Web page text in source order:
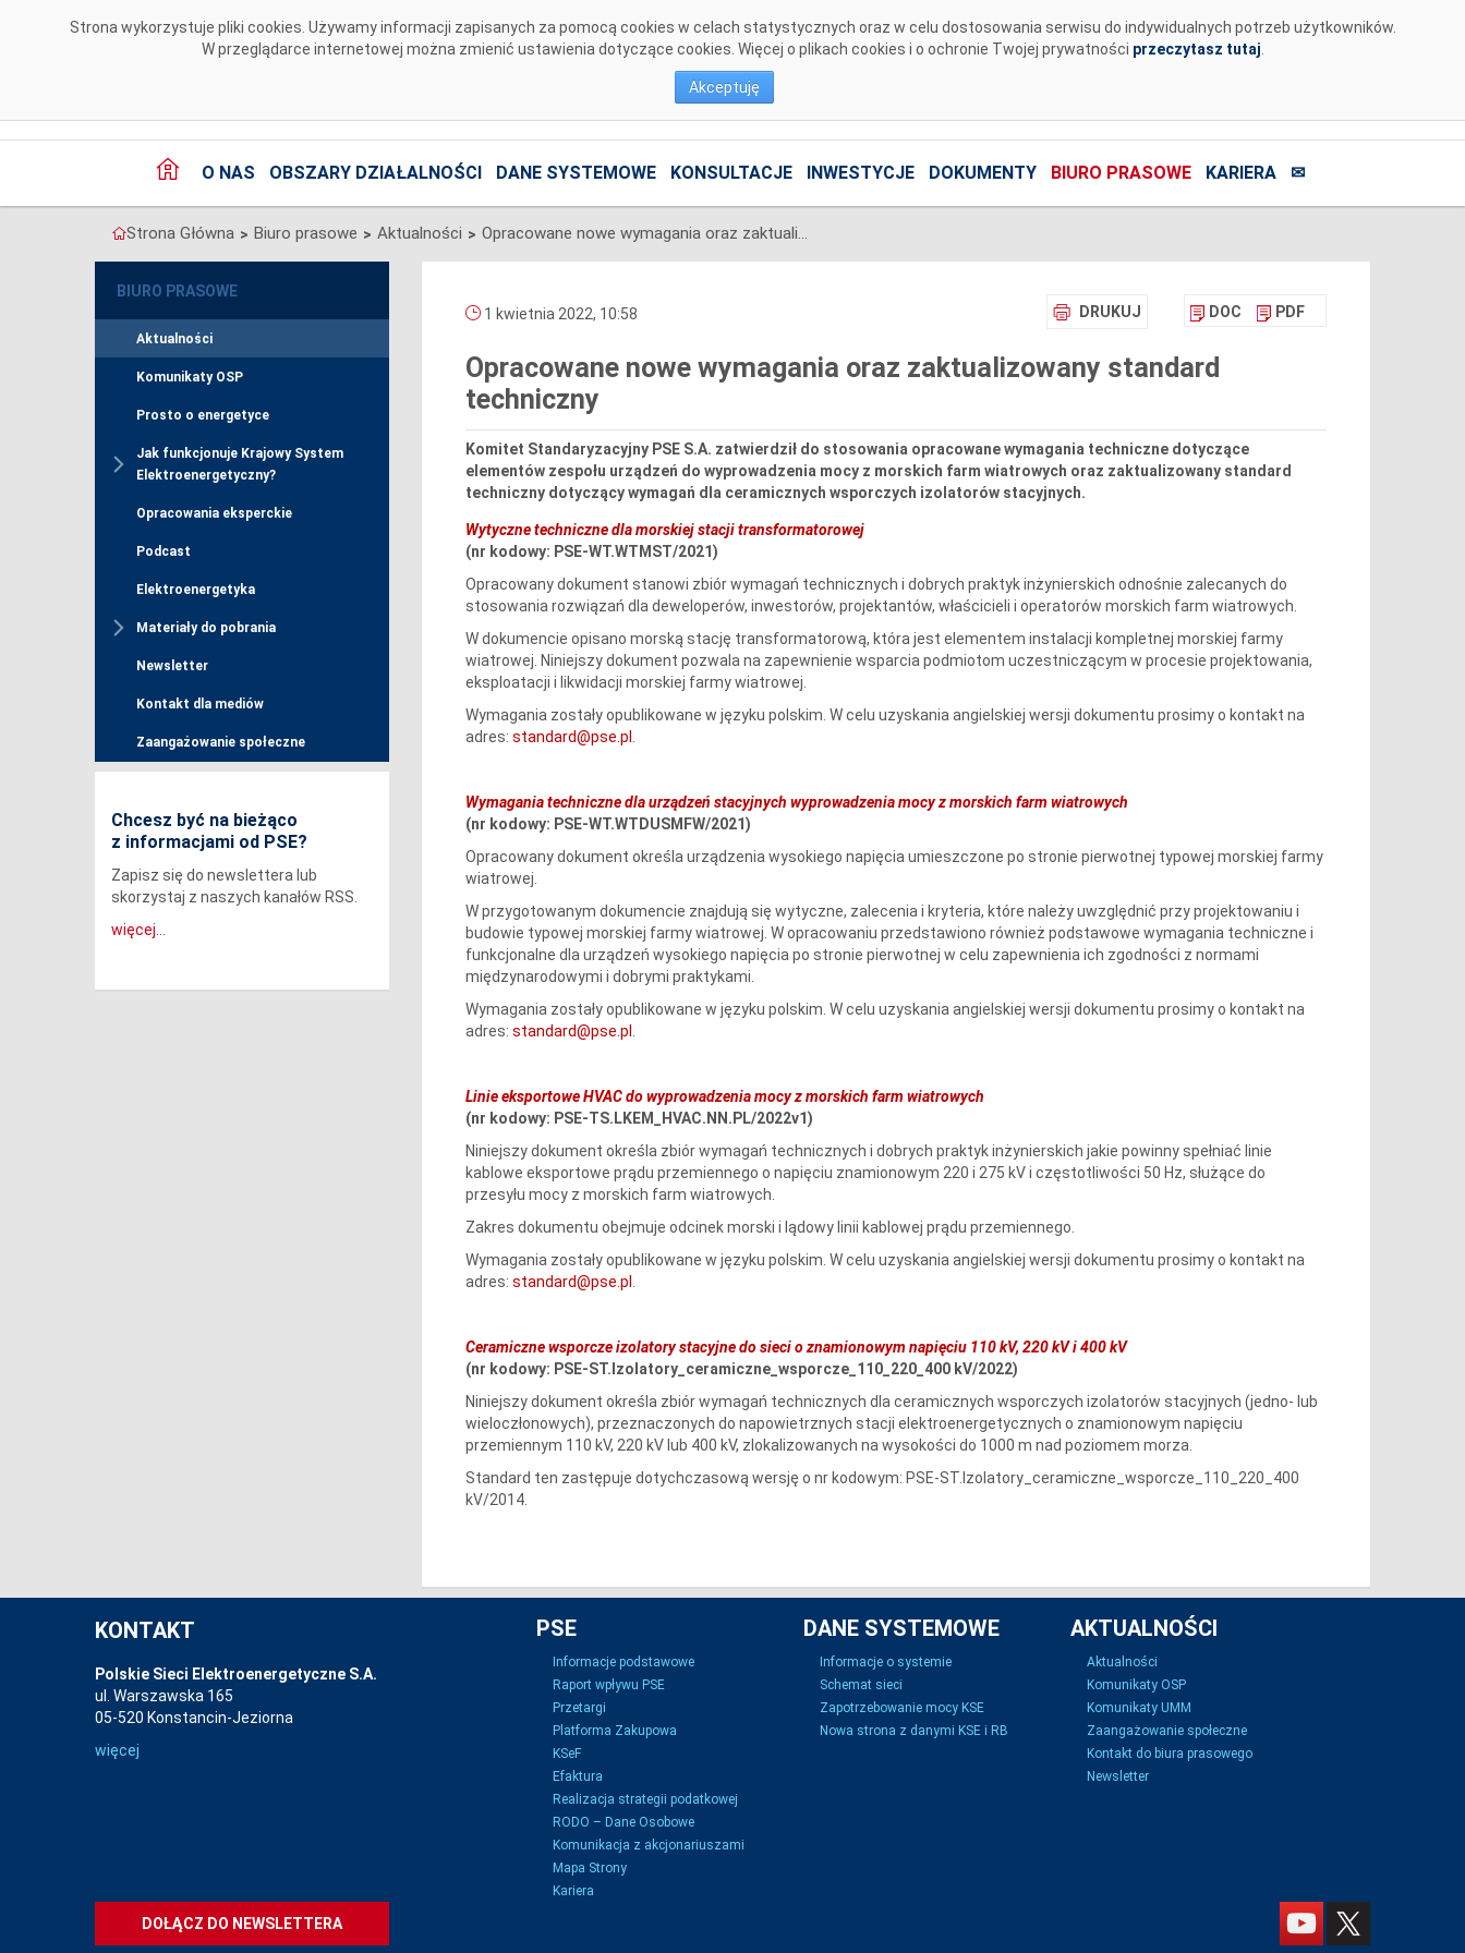
Strona wykorzystuje pliki cookies. Używamy informacji zapisanych za pomocą cookies w celach statystycznych oraz w celu dostosowania serwisu do indywidualnych potrzeb użytkowników.
W przeglądarce internetowej można zmienić ustawienia dotyczące cookies. Więcej o plikach cookies i o ochronie Twojej prywatności przeczytasz tutaj
Akceptuję
O NAS OBSZARY DZIAŁALNOŚCI DANE SYSTEMOWE KONSULTACJE INWESTYCJE DOKUMENTY BIURO PRASOWE KARIERA ✉
Strona Główna > Biuro prasowe > Aktualności > Opracowane nowe wymagania oraz zaktualizowany standard techniczny
BIURO PRASOWE
Aktualności
Komunikaty OSP
Prosto o energetyce
Jak funkcjonuje Krajowy System
Elektroenergetyczny?
Opracowania eksperckie
Podcast
Elektroenergetyka
Materiały do pobrania
Newsletter
Kontakt dla mediów
Zaangażowanie społeczne
Chcesz być na bieżąco
z informacjami od PSE?
Zapisz się do newslettera lub
skorzystaj z naszych kanałów RSS.
więcej...
DRUKUJ DOC PDF
1 kwietnia 2022, 10:58
Opracowane nowe wymagania oraz zaktualizowany standard
techniczny
Komitet Standaryzacyjny PSE S.A. zatwierdził do stosowania opracowane wymagania techniczne dotyczące
elementów zespołu urządzeń do wyprowadzenia mocy z morskich farm wiatrowych oraz zaktualizowany standard
techniczny dotyczący wymagań dla ceramicznych wsporczych izolatorów stacyjnych.
Wytyczne techniczne dla morskiej stacji transformatorowej
(nr kodowy: PSE-WT.WTMST/2021)
Opracowany dokument stanowi zbiór wymagań technicznych i dobrych praktyk inżynierskich odnośnie zalecanych do
stosowania rozwiązań dla deweloperów, inwestorów, projektantów, właścicieli i operatorów morskich farm wiatrowych.
W dokumencie opisano morską stację transformatorową, która jest elementem instalacji kompletnej morskiej farmy
wiatrowej. Niniejszy dokument pozwala na zapewnienie wsparcia podmiotom uczestniczącym w procesie projektowania,
eksploatacji i likwidacji morskiej farmy wiatrowej.
Wymagania zostały opublikowane w języku polskim. W celu uzyskania angielskiej wersji dokumentu prosimy o kontakt na
adres: standard@pse.pl
Wymagania techniczne dla urządzeń stacyjnych wyprowadzenia mocy z morskich farm wiatrowych
(nr kodowy: PSE-WT.WTDUSMFW/2021)
Opracowany dokument określa urządzenia wysokiego napięcia umieszczone po stronie pierwotnej typowej morskiej farmy
wiatrowej.
W przygotowanym dokumencie znajdują się wytyczne, zalecenia i kryteria, które należy uwzględnić przy projektowaniu i
budowie typowej morskiej farmy wiatrowej. W opracowaniu przedstawiono również podstawowe wymagania techniczne i
funkcjonalne dla urządzeń wysokiego napięcia po stronie pierwotnej w celu zapewnienia ich zgodności z normami
międzynarodowymi i dobrymi praktykami.
Wymagania zostały opublikowane w języku polskim. W celu uzyskania angielskiej wersji dokumentu prosimy o kontakt na
adres: standard@pse.pl
Linie eksportowe HVAC do wyprowadzenia mocy z morskich farm wiatrowych
(nr kodowy: PSE-TS.LKEM_HVAC.NN.PL/2022v1)
Niniejszy dokument określa zbiór wymagań technicznych i dobrych praktyk inżynierskich jakie powinny spełniać linie
kablowe eksportowe prądu przemiennego o napięciu znamionowym 220 i 275 kV i częstotliwości 50 Hz, służące do
przesyłu mocy z morskich farm wiatrowych.
Zakres dokumentu obejmuje odcinek morski i lądowy linii kablowej prądu przemiennego.
Wymagania zostały opublikowane w języku polskim. W celu uzyskania angielskiej wersji dokumentu prosimy o kontakt na
adres: standard@pse.pl
Ceramiczne wsporcze izolatory stacyjne do sieci o znamionowym napięciu 110 kV, 220 kV i 400 kV
(nr kodowy: PSE-ST.Izolatory_ceramiczne_wsporcze_110_220_400 kV/2022)
Niniejszy dokument określa zbiór wymagań technicznych dla ceramicznych wsporczych izolatorów stacyjnych (jedno- lub
wieloczłonowych), przeznaczonych do napowietrznych stacji elektroenergetycznych o znamionowym napięciu
przemiennym 110 kV, 220 kV lub 400 kV, zlokalizowanych na wysokości do 1000 m nad poziomem morza.
Standard ten zastępuje dotychczasową wersję o nr kodowym: PSE-ST.Izolatory_ceramiczne_wsporcze_110_220_400
kV/2014.
KONTAKT
Polskie Sieci Elektroenergetyczne S.A.
ul. Warszawska 165
05-520 Konstancin-Jeziorna
więcej
PSE
Informacje podstawowe
Raport wpływu PSE
Przetargi
Platforma Zakupowa
KSeF
Efaktura
Realizacja strategii podatkowej
RODO – Dane Osobowe
Komunikacja z akcjonariuszami
Mapa Strony
Kariera
DANE SYSTEMOWE
Informacje o systemie
Schemat sieci
Zapotrzebowanie mocy KSE
Nowa strona z danymi KSE i RB
AKTUALNOŚCI
Aktualności
Komunikaty OSP
Komunikaty UMM
Zaangażowanie społeczne
Kontakt do biura prasowego
Newsletter
DOŁĄCZ DO NEWSLETTERA